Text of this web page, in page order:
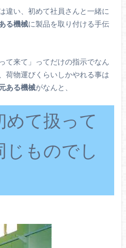
違い、初めて社員さんと一緒に
る機械に製品を取り付ける手伝
て来て」ってだけの指示でなん
荷物運びくらいしかやれる事は
ある機械がなんと、
めて扱って
じものでし